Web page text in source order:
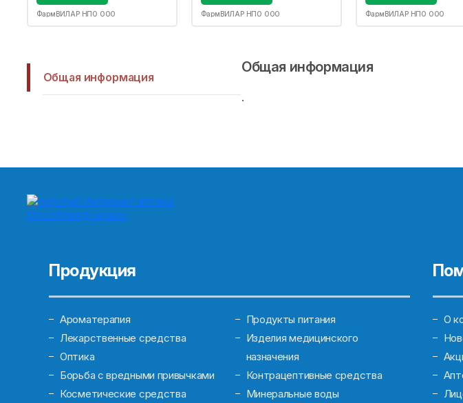
ФармВИЛАР НПО ООО ФармВИЛАР НПО ООО ФармВИЛАР НПО ООО
Общая информация
Общая информация
.
Продукция
Ароматерапия
Лекарственные средства
Оптика
Борьба с вредными привычками
Косметические средства
Продукты питания
Изделия медицинского
назначения
Контрацептивные средства
Минеральные воды
О